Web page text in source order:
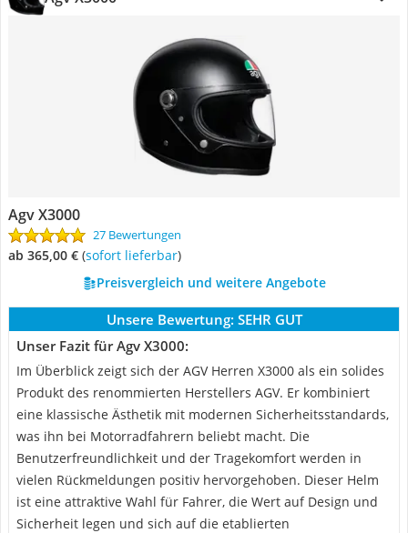
Agv X3000
27 Bewertungen
ab 365,00 € ( Sofort lieferbar)
Preisvergleich und weitere Angebote
Unsere Bewertung: SEHR GUT
Unser Fazit für Agv X3000:
Im Überblick zeigt sich der AGV Herren X3000 als ein solides
Produkt des renommierten Herstellers AGV. Er kombiniert
eine klassische Ästhetik mit modernen Sicherheitsstandards,
was ihn bei Motorradfahrern beliebt macht. Die
Benutzerfreundlichkeit und der Tragekomfort werden in
vielen Rückmeldungen positiv hervorgehoben. Dieser Helm
ist eine attraktive Wahl für Fahrer, die Wert auf Design und
Sicherheit legen und sich auf die etablierten